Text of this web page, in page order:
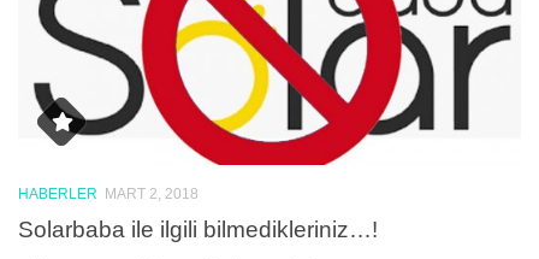
HABERLER MART 2, 2018
Solarbaba ile ilgili bilmedikleriniz…!